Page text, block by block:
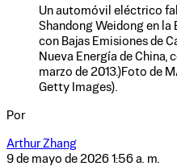
Un automóvil eléctrico
Shandong Weidong en
con Bajas Emisiones de
Nueva Energía de China,
marzo de 2013.)Foto de
Getty Images).
Por
Arthur Zhang
9 de mayo de 2026 1:56 a. m.